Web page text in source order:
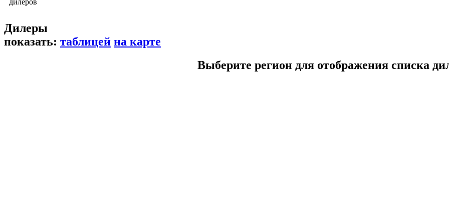
Дилеры
показать: таблицей на карте
Выберите регион для отображения списка